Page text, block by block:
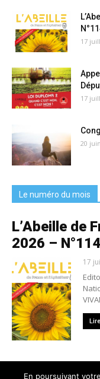
17
17
20
Le numéro du mois
L’Abeille de
2026 –
17
En poursuivant